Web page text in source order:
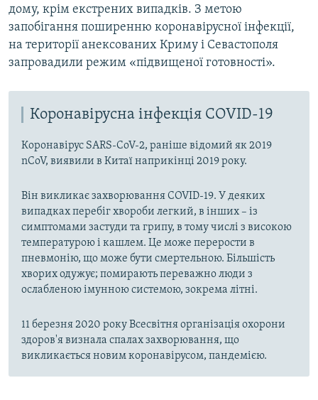
дому, крім екстрених випадків. З метою
запобігання поширенню коронавірусної інфекції,
на території анексованих Криму і Севастополя
запровадили режим «підвищеної готовності».
Коронавірусна інфекція COVID-19
Коронавірус SARS-CoV-2, раніше відомий як 2019
nCoV, виявили в Китаї наприкінці 2019 року.
Він викликає захворювання COVID-19. У деяких
випадках перебіг хвороби легкий, в інших – із
симптомами застуди та грипу, в тому числі з високою
температурою і кашлем. Це може перерости в
пневмонію, що може бути смертельною. Більшість
хворих одужує; помирають переважно люди з
ослабленою імунною системою, зокрема літні.
11 березня 2020 року Всесвітня організація охорони
здоров'я визнала спалах захворювання, що
викликається новим коронавірусом, пандемією.